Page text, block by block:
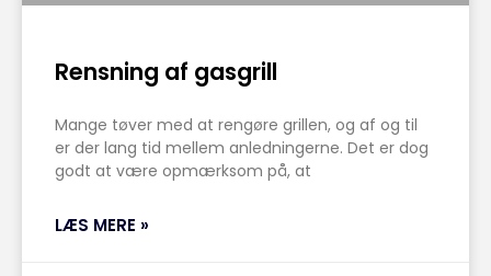
Rensning af gasgrill
Mange tøver med at rengøre grillen, og af og til
er der lang tid mellem anledningerne. Det er dog
godt at være opmærksom på, at
LÆS MERE »